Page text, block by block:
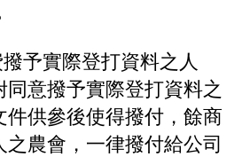
予實際登打資料之人
同意撥予實際登打資料之
件供參後使得撥付，餘商
農會，一律撥付給公司